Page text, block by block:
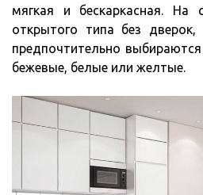
мягкая и бескаркасная. На
открытого типа без дверок,
предпочтительно
бежевые, белые или желтые.